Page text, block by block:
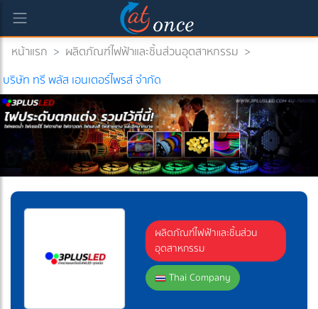
หน้าแรก > ผลิตภัณฑ์ไฟฟ้าและชิ้นส่วนอุตสาหกรรม >
บริษัท ทรี พลัส เอนเตอร์ไพรส์ จำกัด
ผลิตภัณฑ์ไฟฟ้าและชิ้นส่วน
อุตสาหกรรม
Thai Company